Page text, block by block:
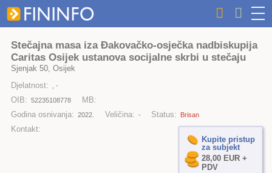
Stečajna masa iza Đakovačko-osječka nadbiskupija
Caritas Osijek ustanova socijalne skrbi u stečaju
Sjenjak 50, Osijek
Djelatnost:
, -
OIB: 52235108778
MB:
Godina osnivanja: 2022. Veličina: - Status: Brisan
Kontakt:
Kupite pristup
za subjekt
28,00 EUR +
PDV